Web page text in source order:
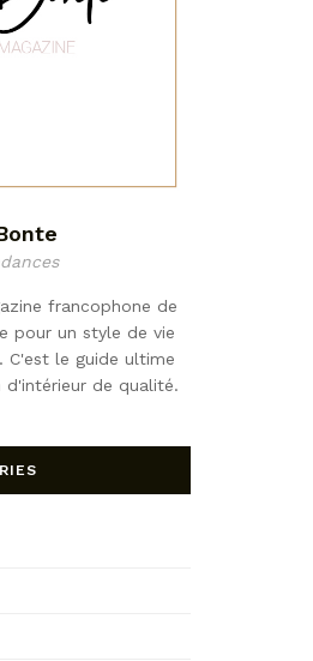
francophone de
pour un style de vie
C'est le guide ultime
de qualité.